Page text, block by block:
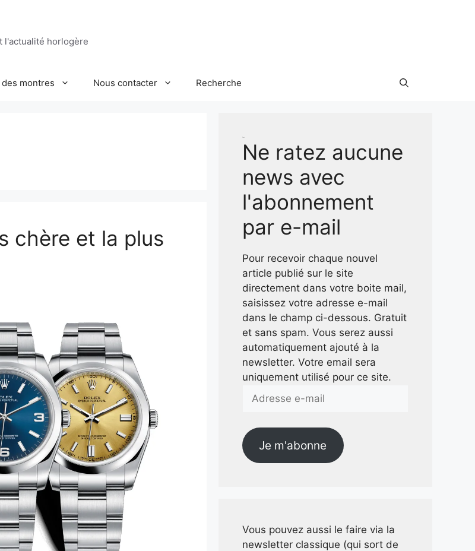
l'actualité horlogère
montres Nous contacter Recherche
chère et la plus
Ne ratez aucune
news avec
l'abonnement
par e-mail
Pour recevoir chaque nouvel
article publié sur le site
directement dans votre boite mail,
saisissez votre adresse e-mail
dans le champ ci-dessous. Gratuit
et sans spam. Vous serez aussi
automatiquement ajouté à la
newsletter. Votre email sera
uniquement utilisé pour ce site.
e-
Je m'abonne
Vous pouvez aussi le faire via la
newsletter classique (qui sort de